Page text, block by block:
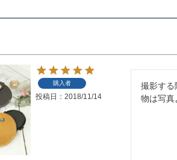
購入者
投稿日 2018/11/14
撮影する
物は写真